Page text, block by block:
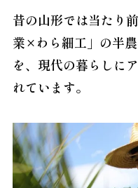
昔の山形では当たり
業×わら細工」の半
を、現代の暮らしに
れています。